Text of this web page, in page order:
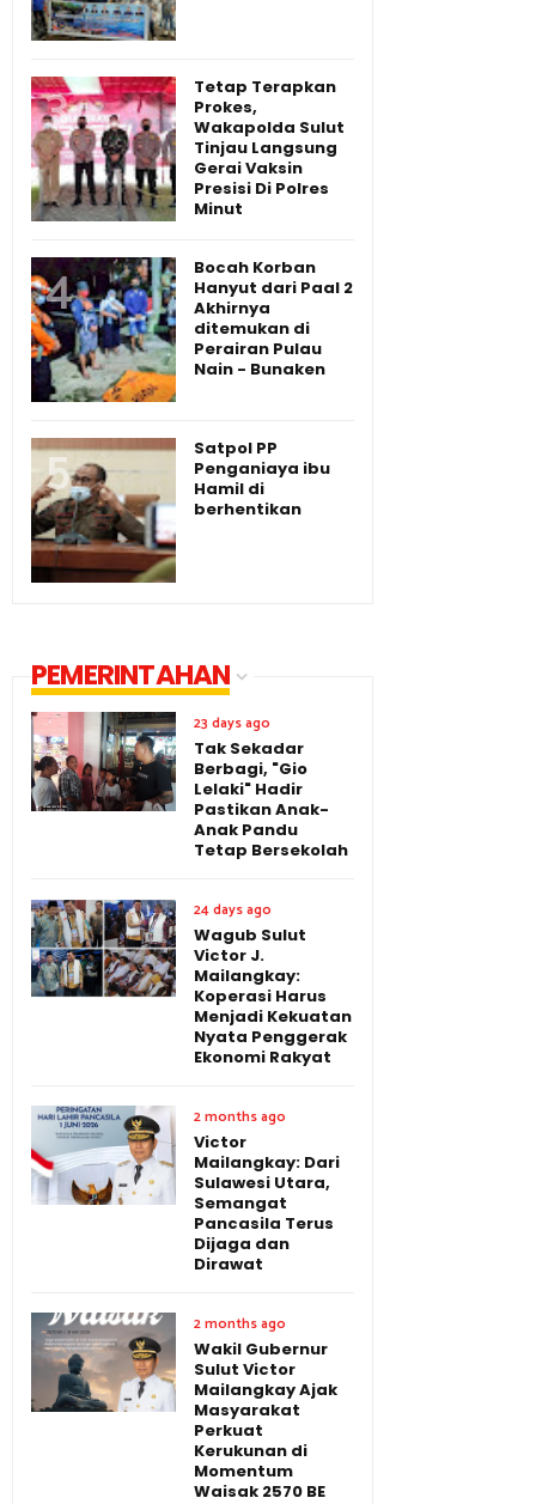
Tetap Terapkan
Prokes,
Wakapolda Sulut
Tinjau Langsung
Gerai Vaksin
Presisi Di Polres
Minut
Bocah Korban
Hanyut dari Paal 2
Akhirnya
ditemukan di
Perairan Pulau
Nain - Bunaken
Satpol PP
Penganiaya ibu
Hamil di
berhentikan
PEMERINTAHAN
23 days ago
Tak Sekadar
Berbagi, "Gio
Lelaki" Hadir
Pastikan Anak-
Anak Pandu
Tetap Bersekolah
24 days ago
Wagub Sulut
Victor J.
Mailangkay:
Koperasi Harus
Menjadi Kekuatan
Nyata Penggerak
Ekonomi Rakyat
2 months ago
Victor
Mailangkay: Dari
Sulawesi Utara,
Semangat
Pancasila Terus
Dijaga dan
Dirawat
2 months ago
Wakil Gubernur
Sulut Victor
Mailangkay Ajak
Masyarakat
Perkuat
Kerukunan di
Momentum
Waisak 2570 BE